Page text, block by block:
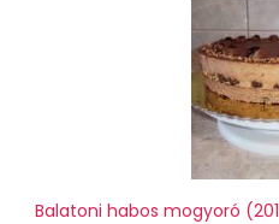
Balatoni habos mogyoró